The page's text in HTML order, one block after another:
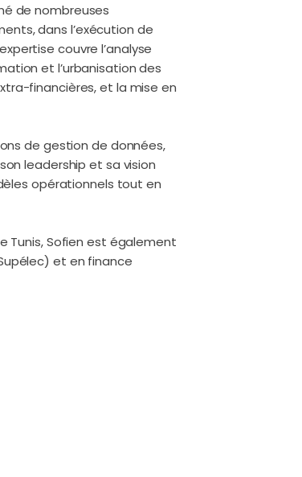
de nombreuses
dans l’exécution de
couvre l’analyse
et l’urbanisation des
financières, et la mise en
de gestion de données,
leadership et sa vision
opérationnels tout en
Tunis, Sofien est également
et en finance